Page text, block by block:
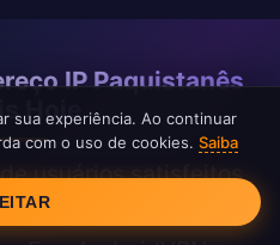
IP Paquistanês
Hoje
usuários satisfeitos
ilimitado ao conteúdo
sua experiência. Ao continuar
com o uso de cookies. Saiba